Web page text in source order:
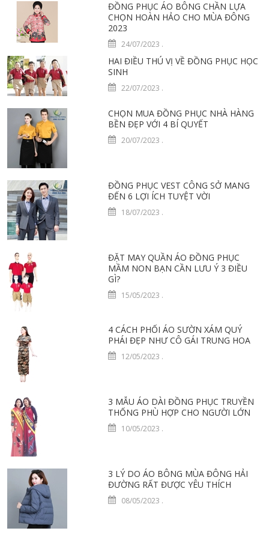
ĐỒNG PHỤC ÁO BÔNG CHẦN LỰA
CHỌN HOÀN HẢO CHO MÙA ĐÔNG
2023
24/07/2023 .
HAI ĐIỀU THÚ VỊ VỀ ĐỒNG PHỤC HỌC
SINH
22/07/2023 .
CHỌN MUA ĐỒNG PHỤC NHÀ HÀNG
BỀN ĐẸP VỚI 4 BÍ QUYẾT
20/07/2023 .
ĐỒNG PHỤC VEST CÔNG SỞ MANG
ĐẾN 6 LỢI ÍCH TUYỆT VỜI
18/07/2023 .
ĐẶT MAY QUẦN ÁO ĐỒNG PHỤC
MẦM NON BẠN CẦN LƯU Ý 3 ĐIỀU
GÌ?
15/05/2023 .
4 CÁCH PHỐI ÁO SƯỜN XÁM QUÝ
PHÁI ĐẸP NHƯ CÔ GÁI TRUNG HOA
12/05/2023 .
3 MẪU ÁO DÀI ĐỒNG PHỤC TRUYỀN
THỐNG PHÙ HỢP CHO NGƯỜI LỚN
10/05/2023 .
3 LÝ DO ÁO BÔNG MÙA ĐÔNG HẢI
ĐƯỜNG RẤT ĐƯỢC YÊU THÍCH
08/05/2023 .